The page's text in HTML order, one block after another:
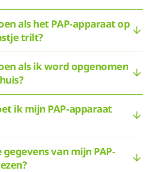
als het PAP-apparaat op
trilt?
als ik word opgenomen
ik mijn PAP-apparaat
gegevens van mijn PAP-